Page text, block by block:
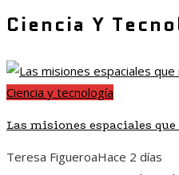
Ciencia Y
Ciencia y tecnología
Las misiones espaciales
Teresa FigueroaHace 2 días